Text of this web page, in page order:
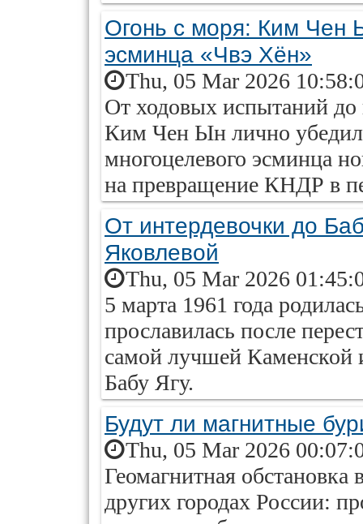
Огонь с моря: Ким Чен
эсминца «Чвэ Хён»
Thu, 05 Mar 2026
От ходовых испытаний
Ким Чен Ын лично
многоцелевого эсминца
на превращение КНДР в
От интердевочки до
Яковлевой
Thu, 05 Mar 2026
5 марта 1961 года
прославилась после
самой лучшей Каменской
Бабу Ягу.
Будут ли магнитные
Thu, 05 Mar 2026
Геомагнитная
других городах России: